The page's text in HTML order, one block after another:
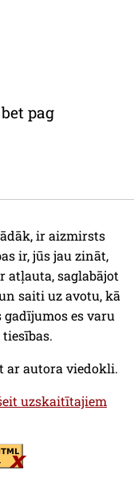
pag
ir aizmirsts
ir, jūs jau zināt,
atļauta, saglabājot
saiti uz avotu, kā
es varu
ar autora viedokli.
uzskaitītajiem